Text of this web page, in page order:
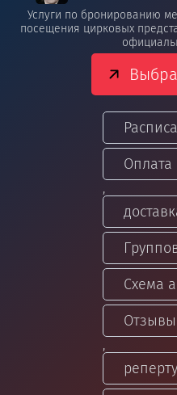
Услуги по бронированию
посещения цирковых
Оплата
Схема
Отзывы